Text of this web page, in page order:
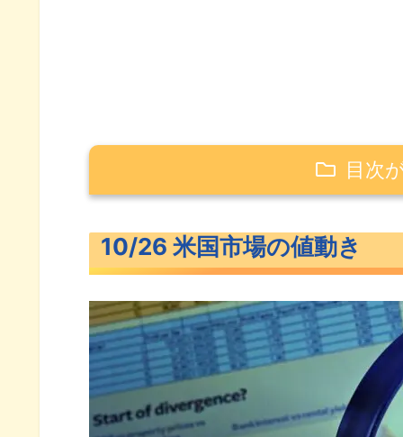
目次
続落した米主要3指数
S&P500ヒートマップ
セクター別パフォーマンス
S&P500チャート分析
10/26 米国市場の値動き